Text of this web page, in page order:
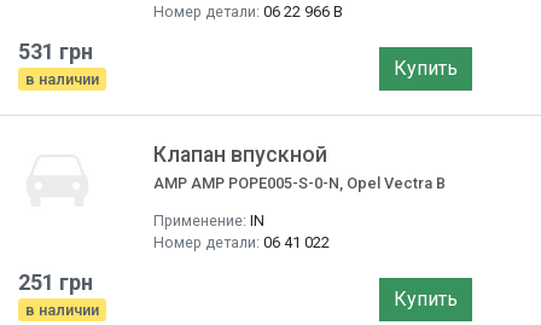
Номер детали: 06 22 966 B
531 грн
в наличии Купить
Клапан впускной
AMP AMP POPE005-S-0-N, Opel Vectra B
Применение: IN
Номер детали: 06 41 022
251 грн
в наличии Купить